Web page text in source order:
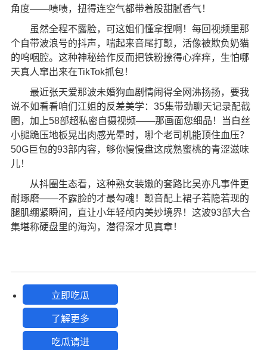
角度——啧啧，扭得连空气都带着股甜腻香气！
虽然全程不露脸，可这姐们懂拿捏啊！每回视频里那
个自带波浪号的抖声，喘起来音尾打颤，活像被欺负奶猫
的呜咽腔。这种神秘给作反而把铁粉撩得心痒痒，生怕哪
天真人窜出来在TikTok抓包！
最近张天爱那波未婚狗血剧情闹得全网沸扬扬，要我
说不如看看咱们江姐的反差美学：35集带劲聊天记录配截
图，加上58部超私密自摄视频——那画面您细品！当白丝
小腿跪压地板晃出肉感光晕时，哪个老司机能顶住血压？
50G巨包的93部内容，够你慢慢盘这成熟蜜桃的青涩滋味
儿！
从抖圈生态看，这种熟女装嫩的套路比吴亦凡事件更
耐琢磨——不露脸的才最勾魂！颤音配上裙子若隐若现的
腿肌绷紧瞬间，直让小年轻颅内美妙境界！这波93部大合
集堪称硬盘里的海沟，潜得深才见真章！
立即吃瓜
了解更多
吃瓜请进